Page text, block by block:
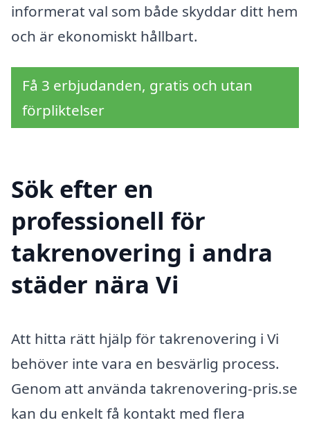
informerat val som både skyddar ditt hem
och är ekonomiskt hållbart.
Få 3 erbjudanden, gratis och utan
förpliktelser
Sök efter en
professionell för
takrenovering i andra
städer nära Vi
Att hitta rätt hjälp för takrenovering i Vi
behöver inte vara en besvärlig process.
Genom att använda takrenovering-pris.se
kan du enkelt få kontakt med flera